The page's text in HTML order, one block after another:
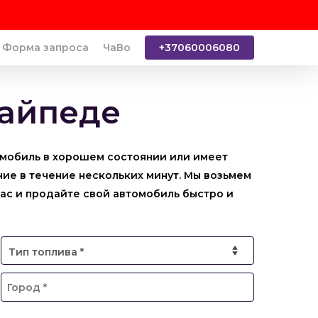
Форма запроса ЧаВо +37060006080
в хорошем состоянии или имеет
в течение нескольких минут. Мы возьмем
и продайте свой автомобиль быстро и